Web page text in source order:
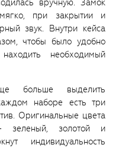
при закрытии и
звук. Внутри кейса
чтобы было удобно
необходимый
больше выделить
наборе есть три
Оригинальные цвета
зеленый, золотой и
индивидуальность